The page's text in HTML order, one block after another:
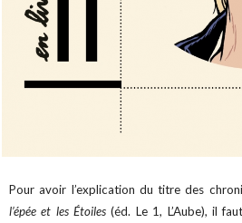
Pour avoir l’explication du titre des
l’épée et les Étoiles (éd. Le 1, L’Aube), il